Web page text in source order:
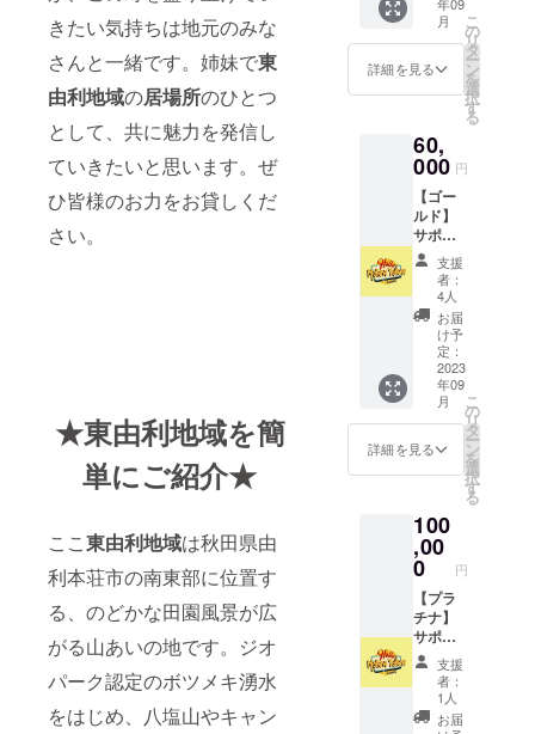
きたい気持ちは地元のみな
さんと一緒です。姉妹で東
由利地域の居場所のひとつ
として、共に魅力を発信し
ていきたいと思います。ぜ
ひ皆様のお力をお貸しくだ
さい。
★東由利地域を簡
単にご紹介★
ここ東由利地域は秋田県由
利本荘市の南東部に位置す
る、のどかな田園風景が広
がる山あいの地です。ジオ
パーク認定のボツメキ湧水
をはじめ、八塩山やキャン
のリ
ターン
品でご
確認く
コー
ス！
◎1000
円お食
事券５
枚 (有効
和６年
９月３
０日ま
で) ◎オ
リジナ
ルTシャ
ツorロ
ンT１枚
◎オリ
ジナル
ステッ
カー３
枚セッ
テッ
カーデ
ザイ
ジェク
ト説明
のリ
ターン
品でご
確認く
ださい
※店舗に
支援者
または
会社名
月
詳細を見る
こ
の
リ
タ
ー
ン
を
選
択
す
る
60,
000 円
【ゴー
ルド】
サポー
ター！
！ お食
事券10
枚＆店
舗オリ
ジナルT
シャツ
２枚
コー
ス！
◎1000
円お食
事券10
期限 令
和６年
９月３
０日ま
で) ◎オ
リジナ
ルTシャ
ツorロ
ンT２枚
◎オリ
ジナル
支援
者：
4人
お届
け予
定：
2023
年09
月
詳細を見る
こ
の
リ
タ
ー
ン
を
選
択
す
る
100
,00
0 円
【プラ
チナ】
サポー
ター！
！ お食
事券20
枚＆オ
支援
者：
1人
お届